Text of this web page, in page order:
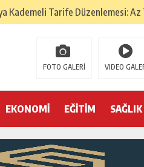
Kademeli Tarife Düzenlemesi:
İlçesi Haymana
Köyü’nde Kırım Tatarlarının
Erdoğan’ın 3 devri
tutmaz
FOTO GALERİ VIDEO
EKONOMİ EĞİTİM SAĞLIK